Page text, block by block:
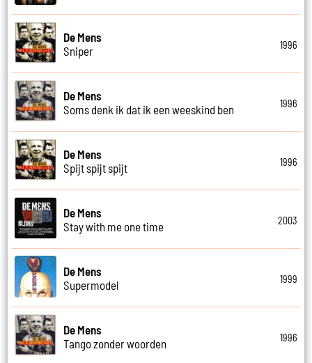
De Mens
Sniper
1996
De Mens
Soms denk ik dat ik een weeskind ben
1996
De Mens
Spijt spijt spijt
1996
De Mens
Stay with me one time
2003
De Mens
Supermodel
1999
De Mens
Tango zonder woorden
1996